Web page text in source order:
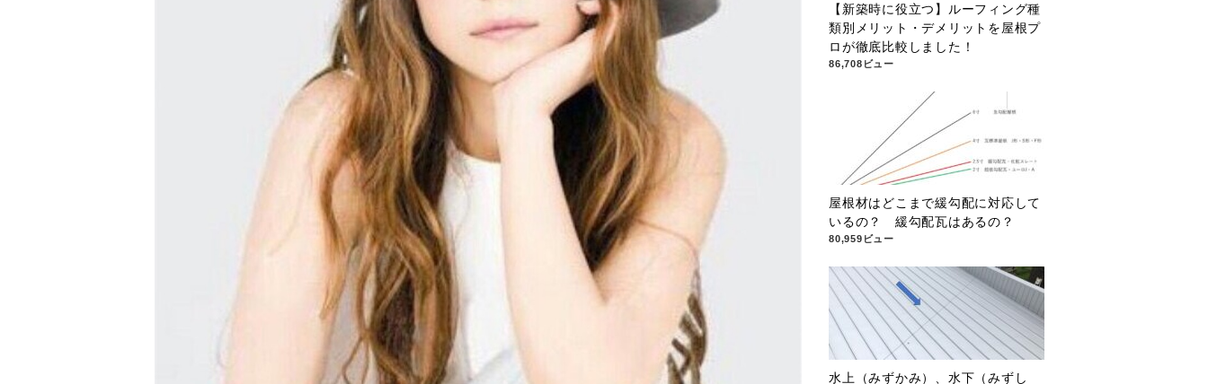
【新築時に役立つ】ルーフィング種
類別メリット・デメリットを屋根プ
ロが徹底比較しました！
86,708ビュー
屋根材はどこまで緩勾配に対応して
いるの？ 緩勾配瓦はあるの？
80,959ビュー
水上（みずかみ）、水下（みずし